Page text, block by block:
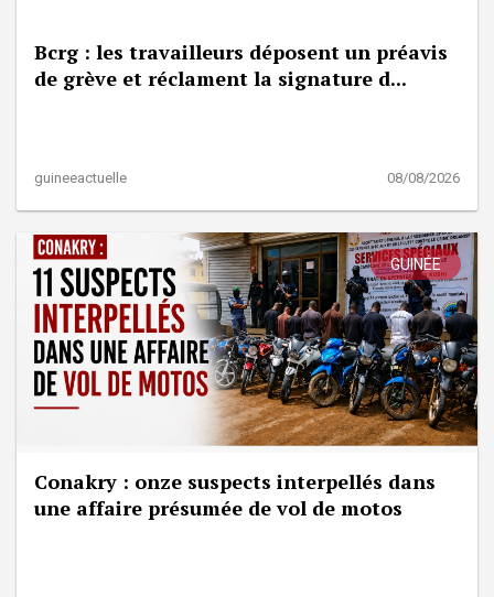
Bcrg : les travailleurs déposent un préavis
de grève et réclament la signature d...
guineeactuelle 08/08/2026
GUINÉE
Conakry : onze suspects interpellés dans
une affaire présumée de vol de motos